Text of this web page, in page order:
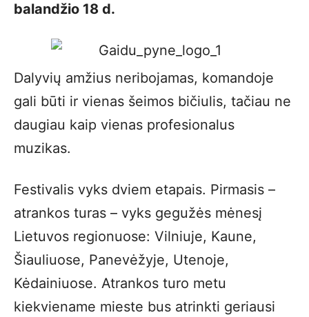
balandžio 18 d.
Dalyvių amžius neribojamas, komandoje
gali būti ir vienas šeimos bičiulis, tačiau ne
daugiau kaip vienas profesionalus
muzikas.
Festivalis vyks dviem etapais. Pirmasis –
atrankos turas – vyks gegužės mėnesį
Lietuvos regionuose: Vilniuje, Kaune,
Šiauliuose, Panevėžyje, Utenoje,
Kėdainiuose. Atrankos turo metu
kiekviename mieste bus atrinkti geriausi